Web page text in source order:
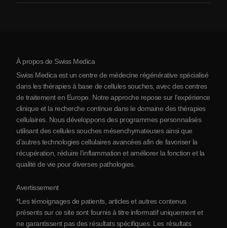
Arthrite
À propos de la Serbie
Partenariats
Contact
À propos de Swiss Medica
Swiss Medica est un centre de médecine régénérative spécialisé
dans les thérapies à base de cellules souches, avec des centres
de traitement en Europe. Notre approche repose sur l’expérience
clinique et la recherche continue dans le domaine des thérapies
cellulaires. Nous développons des programmes personnalisés
utilisant des cellules souches mésenchymateuses ainsi que
d’autres technologies cellulaires avancées afin de favoriser la
récupération, réduire l’inflammation et améliorer la fonction et la
qualité de vie pour diverses pathologies.
Avertissement
*Les témoignages de patients, articles et autres contenus
présents sur ce site sont fournis à titre informatif uniquement et
ne garantissent pas des résultats spécifiques. Les résultats